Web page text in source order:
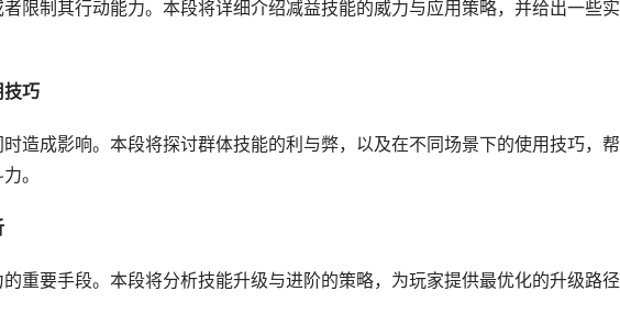
限制其行动能力。本段将详细介绍减益技能的威力与应用策略，并给出一些
技巧
造成影响。本段将探讨群体技能的利与弊，以及在不同场景下的使用技巧，
。
重要手段。本段将分析技能升级与进阶的策略，为玩家提供最优化的升级路